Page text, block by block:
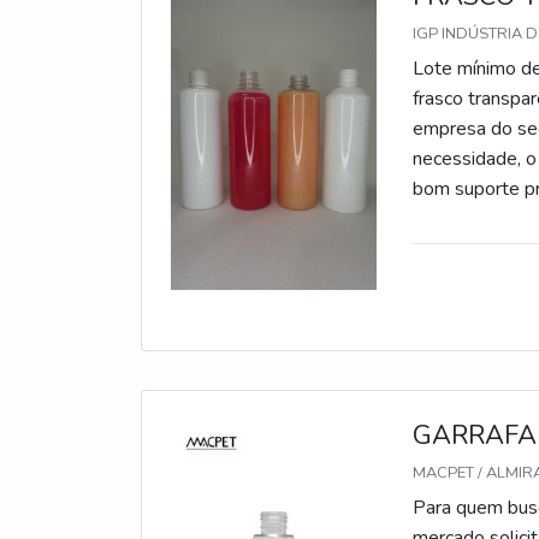
melhor
através do
experientes.A
seriedade e
no mercado.
IGP INDÚSTRIA
Lote mínimo
frasco
empresa do
necessidade,
bom suporte
transparente
a IGP
precisão,
empresa com
adquirido
com
MACPET /
Para quem